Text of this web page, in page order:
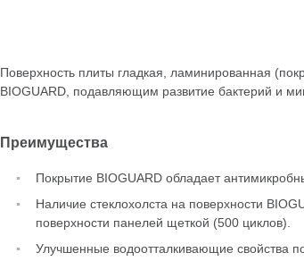
Поверхность плиты гладкая, ламинированная
BIOGUARD, подавляющим развитие бактерий и
Преимущества
Покрытие BIOGUARD обладает
Наличие стеклохолста на поверхности
поверхности панелей щеткой (500 циклов).
Улучшенные водоотталкивающие свойства